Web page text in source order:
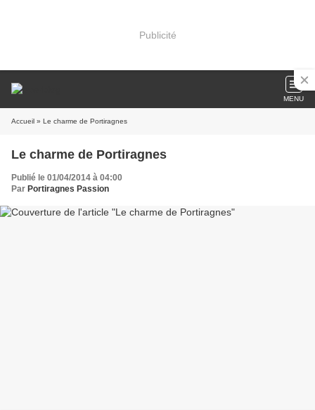
Publicité
MENU
Accueil » Le charme de Portiragnes
Le charme de Portiragnes
Publié le 01/04/2014 à 04:00
Par Portiragnes Passion